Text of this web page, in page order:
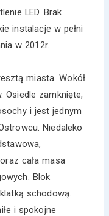
LED. Brak
instalacje w pełni
w 2012r.
miasta. Wokół
Osiedle zamknięte,
i jest jednym
Niedaleko
cała masa
Blok
schodową.
i spokojne